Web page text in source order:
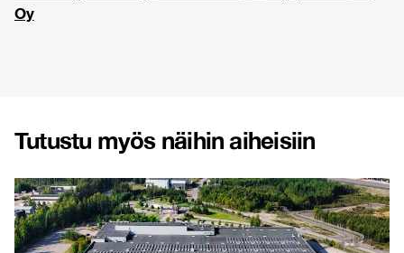
Oy
Tutustu myös näihin aiheisiin